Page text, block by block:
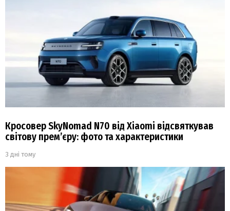
Кросовер SkyNomad N70 від Xiaomi відсвяткував
світову прем’єру: фото та характеристики
3 дні тому